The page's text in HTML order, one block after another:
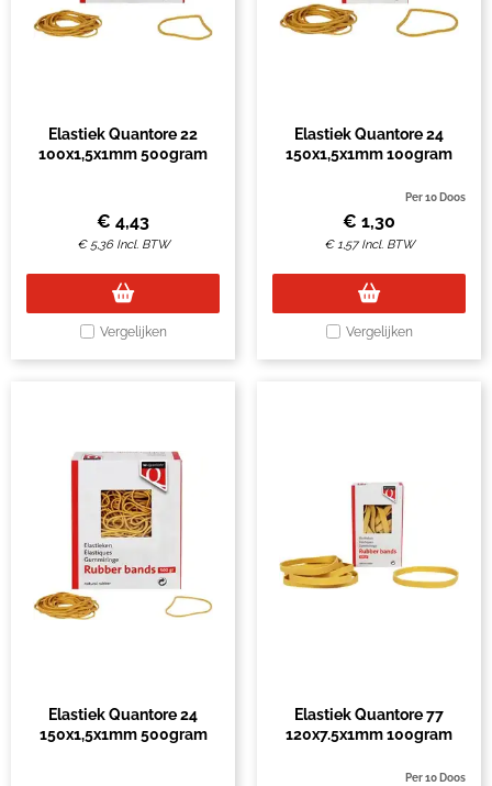
Elastiek Quantore 22
100x1,5x1mm 500gram
€ 4,43
€ 5,36 Incl. BTW
Vergelijken
Elastiek Quantore 24
150x1,5x1mm 100gram
Per 10 Doos
€ 1,30
€1,57 Incl. BTW
Vergelijken
Elastiek Quantore 24
150x1,5x1mm 500gram
Elastiek Quantore 77
120x7.5x1mm 100gram
Per 10 Doos